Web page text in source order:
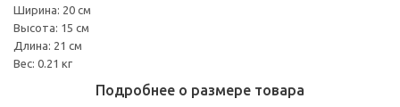
Ширина: 20 см
Высота: 15 см
Длина: 21 см
Вес: 0.21 кг
Подробнее о размере товара